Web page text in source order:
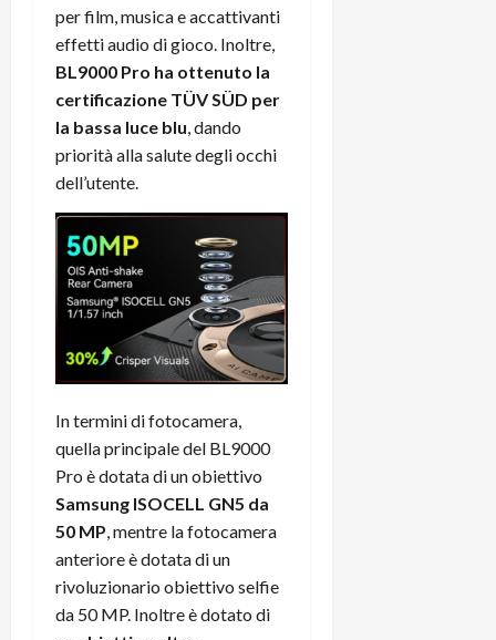
per film, musica e accattivanti
effetti audio di gioco. Inoltre,
BL9000 Pro ha ottenuto la
certificazione TÜV SÜD per
la bassa luce blu, dando
priorità alla salute degli occhi
dell’utente.
In termini di fotocamera,
quella principale del BL9000
Pro è dotata di un obiettivo
Samsung ISOCELL GN5 da
50 MP , mentre la fotocamera
anteriore è dotata di un
rivoluzionario obiettivo selfie
da 50 MP. Inoltre è dotato di